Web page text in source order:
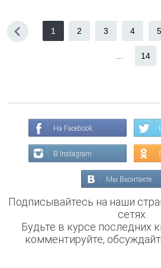
1 2 3 4 5
14
На Facebook
В Instagram
Мы Вконтакте
Подписывайтесь на наши
сетях.
Будьте в курсе последних
комментируйте,